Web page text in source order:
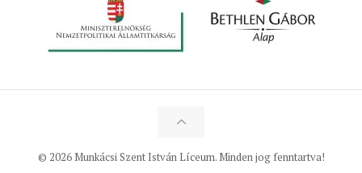
© 2026 Munkácsi Szent István Líceum. Minden jog fenntartva!